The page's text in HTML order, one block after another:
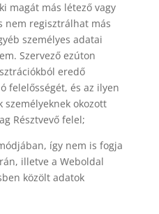
magát más létező vagy
nem regisztrálhat más
személyes adatai
Szervező ezúton
eredő
felelősségét, és az ilyen
okozott
Résztvevő felel;
így nem is fogja
illetve a Weboldal
közölt adatok